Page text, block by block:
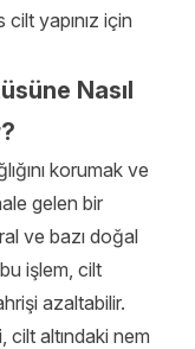
yapınız için
Nasıl
korumak ve
gelen bir
ve bazı doğal
işlem, cilt
azaltabilir.
cilt altındaki nem